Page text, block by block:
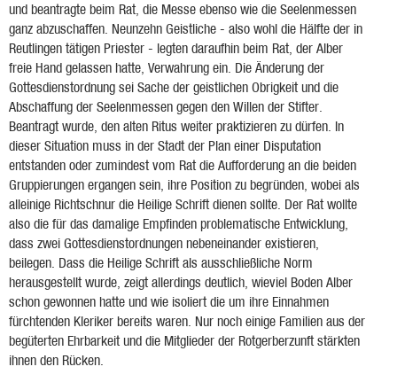
und beantragte beim Rat, die Messe ebenso wie die Seelenmessen
ganz abzuschaffen. Neunzehn Geistliche - also wohl die Hälfte der in
Reutlingen tätigen Priester - legten daraufhin beim Rat, der Alber
freie Hand gelassen hatte, Verwahrung ein. Die Änderung der
Gottesdienstordnung sei Sache der geistlichen Obrigkeit und die
Abschaffung der Seelenmessen gegen den Willen der Stifter.
Beantragt wurde, den alten Ritus weiter praktizieren zu dürfen. In
dieser Situation muss in der Stadt der Plan einer Disputation
entstanden oder zumindest vom Rat die Aufforderung an die beiden
Gruppierungen ergangen sein, ihre Position zu begründen, wobei als
alleinige Richtschnur die Heilige Schrift dienen sollte. Der Rat wollte
also die für das damalige Empfinden problematische Entwicklung,
dass zwei Gottesdienstordnungen nebeneinander existieren,
beilegen. Dass die Heilige Schrift als ausschließliche Norm
herausgestellt wurde, zeigt allerdings deutlich, wieviel Boden Alber
schon gewonnen hatte und wie isoliert die um ihre Einnahmen
fürchtenden Kleriker bereits waren. Nur noch einige Familien aus der
begüterten Ehrbarkeit und die Mitglieder der Rotgerberzunft stärkten
ihnen den Rücken.